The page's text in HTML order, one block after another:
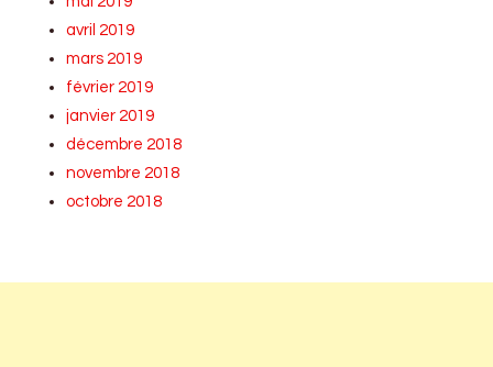
avril 2019
mars 2019
février 2019
janvier 2019
décembre 2018
novembre 2018
octobre 2018